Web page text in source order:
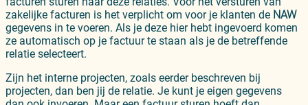
zakelijke facturen is het verplicht om voor je klanten de NAW
gegevens in te voeren. Als je deze hier hebt ingevoerd komen
ze automatisch op je factuur te staan als je de betreffende
relatie selecteert.
Zijn het interne projecten, zoals eerder beschreven bij
projecten, dan ben jij de relatie. Je kunt je eigen gegevens